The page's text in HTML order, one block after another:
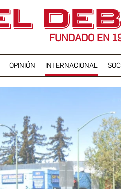
FUNDADO EN
OPINIÓN INTERNACIONAL